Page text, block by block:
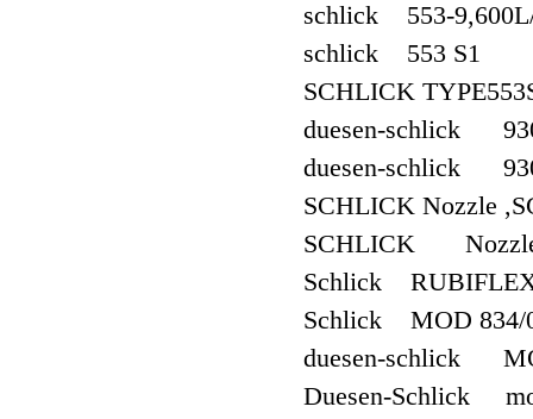
schlick 553-
schlick 553 S1
SCHLICK
duesen-schlick
duesen-schlick
SCHLICK Nozzle
SCHLICK Nozzle
Schlick
Schlick MOD 834/
duesen-schlick
Duesen-Schlick